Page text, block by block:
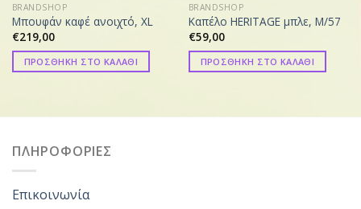
BRANDSHOP
Μπουφάν καφέ ανοιχτό, XL
€219,00
ΠΡΟΣΘΗΚΗ ΣΤΟ ΚΑΛΑΘΙ
BRANDSHOP
Καπέλο HERITAGE μπλε, M/57
€59,00
ΠΡΟΣΘΗΚΗ ΣΤΟ ΚΑΛΑΘΙ
ΠΛΗΡΟΦΟΡΙΕΣ
Επικοινωνία